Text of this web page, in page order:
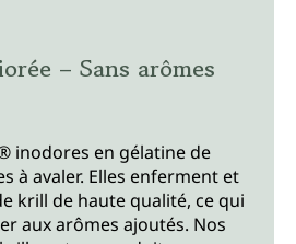
– Sans arômes
inodores en gélatine de
à avaler. Elles enferment et
krill de haute qualité, ce qui
aux arômes ajoutés. Nos